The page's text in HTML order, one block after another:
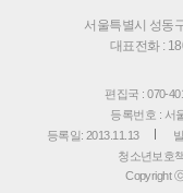
서울특별시 성동
대표전화 :
편집국 : 070-
등록번호 : 서
등록일: 2013.11.13
청소년보호
Copyright